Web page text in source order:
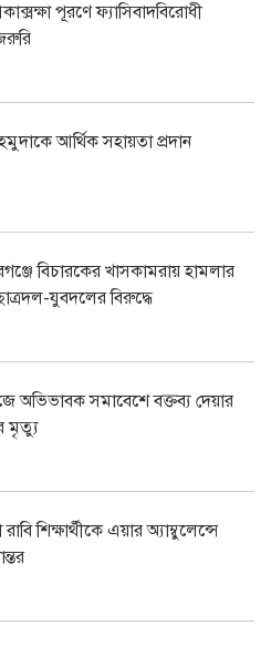
পূরণে ফ্যাসিবাদবিরোধী
আর্থিক সহায়তা প্রদান
বিচারকের খাসকামরায় হামলার
যুবদলের বিরুদ্ধে
অভিভাবক সমাবেশে বক্তব্য দেয়ার
মৃত্যু
শিক্ষার্থীকে এয়ার অ্যাম্বুলেন্সে